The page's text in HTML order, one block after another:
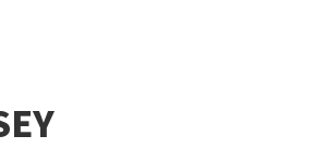
いプリントを取り入れており、個性を引き立て